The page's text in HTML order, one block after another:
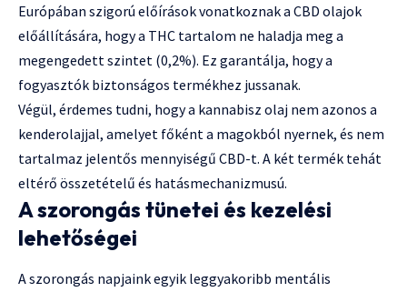
Európában szigorú előírások vonatkoznak a CBD olajok
előállítására, hogy a THC tartalom ne haladja meg a
megengedett szintet (0,2%). Ez garantálja, hogy a
fogyasztók biztonságos termékhez jussanak.
Végül, érdemes tudni, hogy a kannabisz olaj nem azonos a
kenderolajjal, amelyet főként a magokból nyernek, és nem
tartalmaz jelentős mennyiségű CBD-t. A két termék tehát
eltérő összetételű és hatásmechanizmusú.
A szorongás tünetei és kezelési
lehetőségei
A szorongás napjaink egyik leggyakoribb mentális